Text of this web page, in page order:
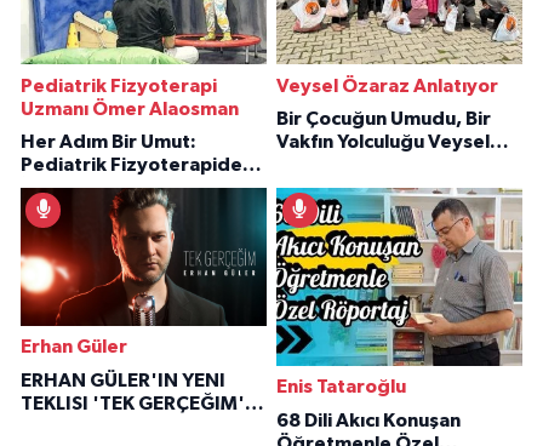
Pediatrik Fizyoterapi
Uzmanı Ömer Alaosman
Her Adım Bir Umut:
Pediatrik Fizyoterapiden
İlham Veren Hikâyeler
Veysel Özaraz Anlatıyor
Bir Çocuğun Umudu, Bir
Vakfın Yolculuğu Veysel
Erhan Güler
ERHAN GÜLER'IN YENI
TEKLISI 'TEK GERÇEĞIM'LE
Enis Tataroğlu
68 Dili Akıcı Konuşan